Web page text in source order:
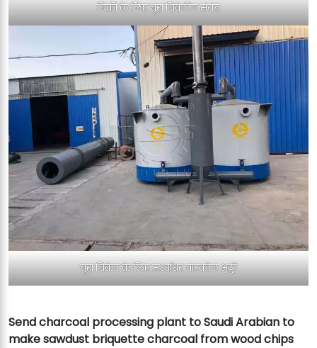
बिक्री के लिए चूरा ब्रिकेटिंग संयंत्र
चूरा ब्रिकेट के लिए ऊर्ध्वाधर चारकोल भट्टी
Send charcoal processing plant to Saudi Arabian to
make sawdust briquette charcoal from wood chips